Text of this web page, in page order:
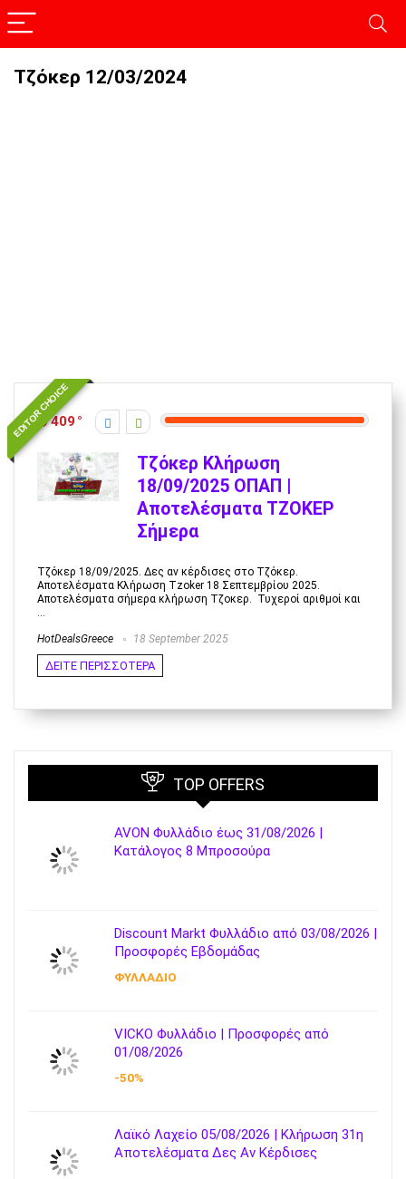
Τζόκερ 12/03/2024
EDITOR CHOICE
409
Τζόκερ Κλήρωση
18/09/2025 ΟΠΑΠ |
Αποτελέσματα ΤΖΟΚΕΡ
Σήμερα
Τζόκερ 18/09/2025. Δες αν κέρδισες στο Τζόκερ.
Αποτελέσματα Κλήρωση Tzoker 18 Σεπτεμβρίου 2025.
Αποτελέσματα σήμερα κλήρωση Τζοκερ. Τυχεροί αριθμοί και
...
HotDealsGreece 18 September 2025
ΔΕΙΤΕ ΠΕΡΙΣΣΟΤΕΡΑ
TOP OFFERS
AVON Φυλλάδιο έως 31/08/2026 |
Κατάλογος 8 Μπροσούρα
Discount Markt Φυλλάδιο από 03/08/2026 |
Προσφορές Εβδομάδας
ΦΥΛΛΑΔΙΟ
VICKO Φυλλάδιο | Προσφορές από
01/08/2026
-50%
Λαϊκό Λαχείο 05/08/2026 | Κλήρωση 31η
Αποτελέσματα Δες Αν Κέρδισες